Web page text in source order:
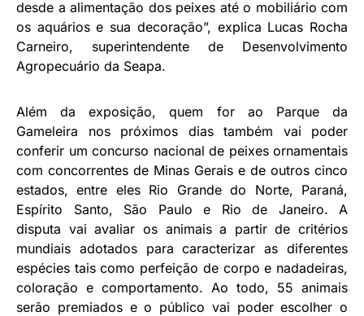
desde a alimentação dos peixes até o mobiliário com
os aquários e sua decoração”, explica Lucas Rocha
Carneiro, superintendente de Desenvolvimento
Agropecuário da Seapa.
Além da exposição, quem for ao Parque da
Gameleira nos próximos dias também vai poder
conferir um concurso nacional de peixes ornamentais
com concorrentes de Minas Gerais e de outros cinco
estados, entre eles Rio Grande do Norte, Paraná,
Espírito Santo, São Paulo e Rio de Janeiro. A
disputa vai avaliar os animais a partir de critérios
mundiais adotados para caracterizar as diferentes
espécies tais como perfeição de corpo e nadadeiras,
coloração e comportamento. Ao todo, 55 animais
serão premiados e o público vai poder escolher o